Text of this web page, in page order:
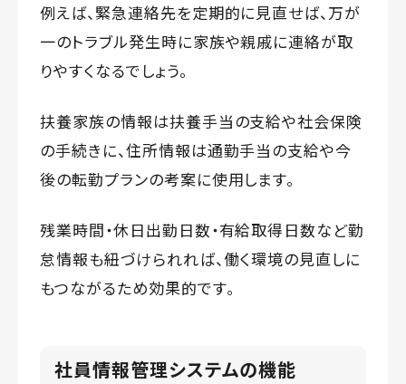
例えば、緊急連絡先を定期的に見直せば、万が
一のトラブル発生時に家族や親戚に連絡が取
りやすくなるでしょう。
扶養家族の情報は扶養手当の支給や社会保険
の手続きに、住所情報は通勤手当の支給や今
後の転勤プランの考案に使用します。
残業時間・休日出勤日数・有給取得日数など勤
怠情報も紐づけられれば、働く環境の見直しに
もつながるため効果的です。
社員情報管理システムの機能